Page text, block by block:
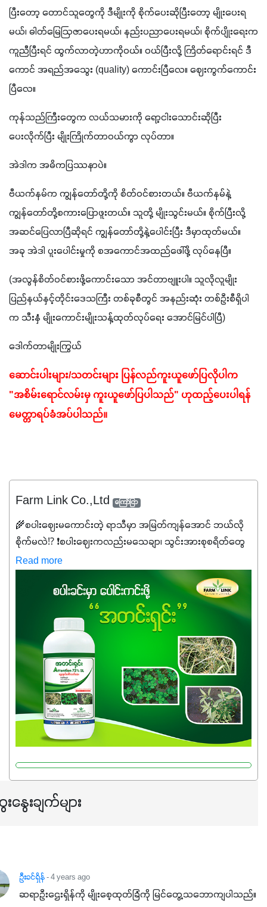
ပြီးတော့ တောင်သူတွေကို ဒီမျိုးကို စိုက်ပေးဆိုပြီးတော့ မျိုးပေးရ
မယ်၊ ဓါတ်မြေဩဇာပေးရမယ်၊ နည်းပညာပေးရမယ်၊ စိုက်ပျိုးရေးက
ကူညီပြီးရင် ထွက်လာတဲ့ဟာကိုဝယ်။ ဝယ်ပြီးလို့ ကြိတ်ရောင်းရင် ဒီ
ကောင် အရည်အသွေး (quality) ကောင်းပြီလေ။ ဈေးကွက်ကောင်း
ပြီလေ။
ကုန်သည်ကြီးတွေက လယ်သမားကို ရော့ငါးသောင်းဆိုပြီး
ပေးလိုက်ပြီး မျိုးကြိုက်တာဝယ်ကွာ လုပ်တာ။
အဲဒါက အဓိကပြဿနာပဲ။
ဗီယက်နမ်က ကျွန်တော်တို့ကို စိတ်ဝင်စားတယ်။ ဗီယက်နမ်နဲ့
ကျွန်တော်တို့စကားပြောဖူးတယ်။ သူတို့ မျိုးသွင်းမယ်။ စိုက်ပြီးလို့
အဆင်ပြေလာပြီဆိုရင် ကျွန်တော်တို့နဲ့ပေါင်းပြီး ဒီမှာထုတ်မယ်။
အခု အဲဒါ ပူးပေါင်းမှုကို စအကောင်အထည်ဖေါ်ဖို့ လုပ်နေပြီ။
(အလွန်စိတ်ဝင်စားဖို့ကောင်းသော အင်တာဗျူးပါ။ သူလိုလူမျိုး
ပြည်နယ်နှင့်တိုင်းဒေသကြီး တစ်ခုစီတွင် အနည်းဆုံး တစ်ဦးစီရှိပါ
က သီးနှံ မျိုးကောင်းမျိုးသန့်ထုတ်လုပ်ရေး အောင်မြင်ပါပြီ)
ဒေါက်တာမျိုးကြွယ်
ဆောင်းပါးများ/သတင်းများ ပြန်လည်ကူးယူဖော်ပြလိုပါက
"အစိမ်းရောင်လမ်းမှ ကူးယူဖော်ပြပါသည်" ဟုထည့်ပေးပါရန်
မေတ္တာရပ်ခံအပ်ပါသည်။
Farm Link Co.,Ltd ကြော်ငြာ
🌾စပါးဈေးမကောင်းတဲ့ ရာသီမှာ အမြတ်ကျန်အောင် ဘယ်လို
စိုက်မလဲ⁉️ ❗စပါးဈေးကလည်းမသေချာ၊ သွင်းအားစုစရိတ်တွေ
ကလည်း တက်နေတဲ့ဒီလိုအချိန်မှာ သွင်းအားစုဖိုးကို လျှော့ချပြီး
အထွက်နှုန်းကို ထိန်းထားနိုင်မှ ဦးကြီးတို့ အဆင်ပြေမှာနော် ✔️ဒါ
ကြောင့် ကိုယ်သုံးသမျှ ကိုယ့်အတွက်အကျိုးရစေမယ့်
အရည်အသွေးစိတ်ချရတဲ့ သွင်းအားစုပစ္စည်းတွေကိုပဲ ရွေးချယ်
သုံးသင့်ပါတယ်။
Read more
နွေးချက်များ
ဦးခင်ရှိန်- 4 years ago
ဆရာဦးဌေးရှိန်ကို မျိုးစေ့ထုတ်ခြံကို မြင်တွေ့သဘောကျပါသည်။